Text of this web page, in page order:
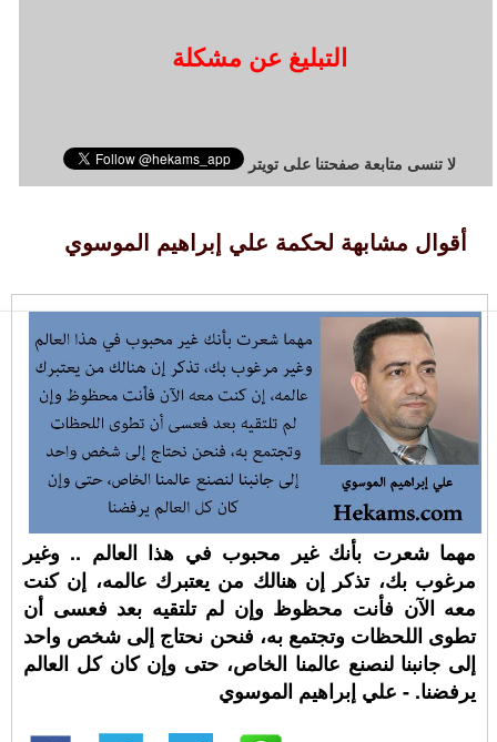
التبليغ عن مشكلة
لا تنسى متابعة صفحتنا على تويتر
أقوال مشابهة لحكمة علي إبراهيم الموسوي
مهما شعرت بأنك غير محبوب في هذا العالم .. وغير
مرغوب بك، تذكر إن هنالك من يعتبرك عالمه، إن كنت
معه الآن فأنت محظوظ وإن لم تلتقيه بعد فعسى أن
تطوى اللحظات وتجتمع به، فنحن نحتاج إلى شخص واحد
إلى جانبنا لنصنع عالمنا الخاص، حتى وإن كان كل العالم
يرفضنا. - علي إبراهيم الموسوي